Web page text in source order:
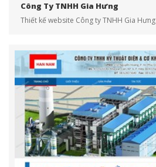
Công Ty TNHH Gia Hưng
Thiết kế website Công ty TNHH Gia Hưng